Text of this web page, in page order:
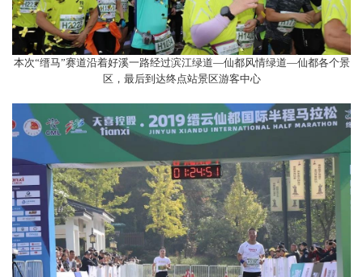
本次“缙马”赛道沿着好溪一路经过滨江绿道—仙都风情绿道—仙都各个景
区，最后到达终点站景区游客中心